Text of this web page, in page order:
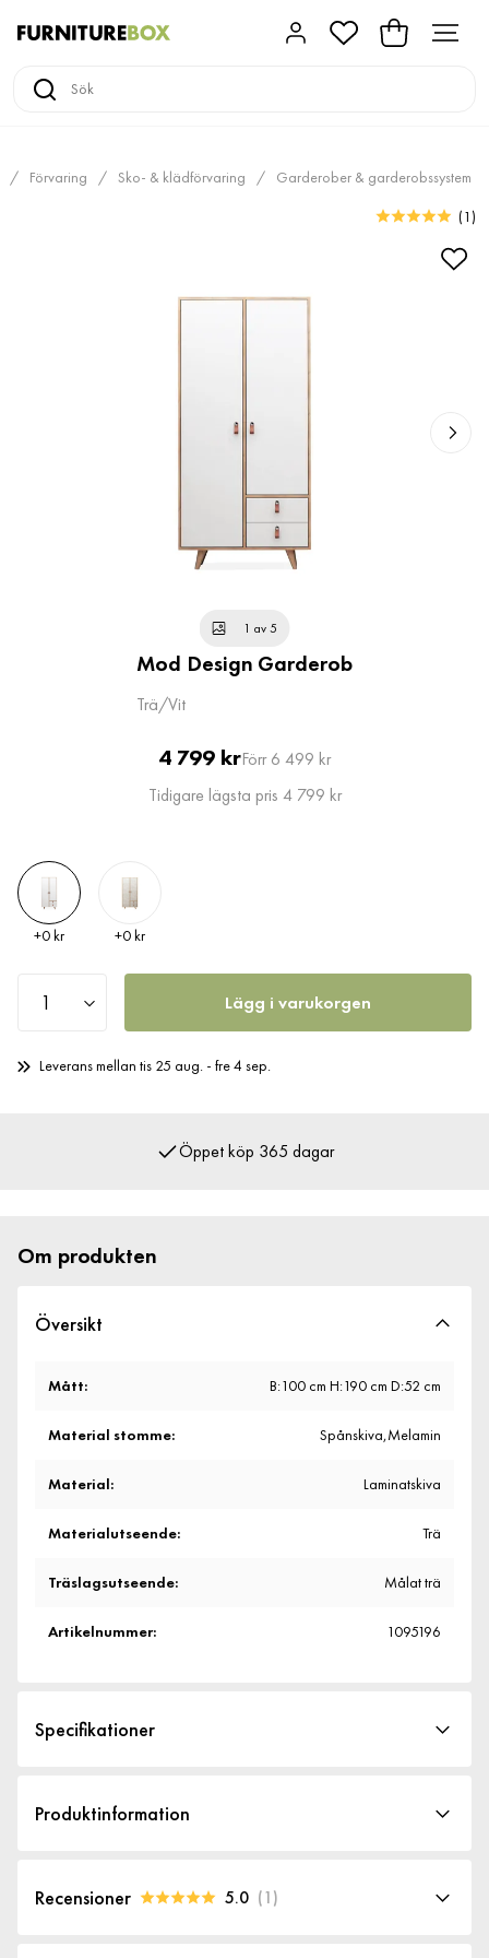
Förvaring Sko- & klädförvaring
Garderober & garderobssystem
(1 )
1 av 5
Mod Design Garderob
Trä/Vit
Pris
4 799 krOriginal
Pris
Förr 6 499 kr
Tidigare lägsta pris 4 799 kr
Pris
+0 kr Pris
+0 kr
Lägg i varukorgen
Leverans mellan tis 25 aug. - fre 4 sep.
Över 400 000 nöjda kunder
Om produkten
Översikt
Mått: B:100 cm H:190 cm D:52 cm
Material stomme: Spånskiva,Melamin
Material: Laminatskiva
Materialutseende: Trä
Träslagsutseende: Målat trä
Artikelnummer: 1095196
Specifikationer
Storlek
Produktinformation
Recensioner 5.0 (1)